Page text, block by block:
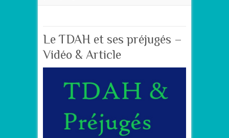
Le TDAH et ses préjugés –
Vidéo & Article